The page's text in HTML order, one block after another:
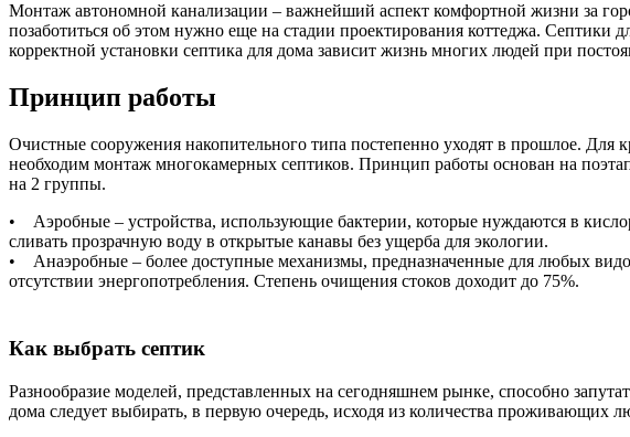
Монтаж автономной канализации – важнейший аспект комфортной жизни за
позаботиться об этом нужно еще на стадии проектирования коттеджа. Септики
корректной установки септика для дома зависит жизнь многих людей при
Принцип работы
Очистные сооружения накопительного типа постепенно уходят в прошлое. Для
необходим монтаж многокамерных септиков. Принцип работы основан на
на 2 группы.
• Аэробные – устройства, использующие бактерии, которые нуждаются в
сливать прозрачную воду в открытые канавы без ущерба для экологии.
• Анаэробные – более доступные механизмы, предназначенные для любых
отсутствии энергопотребления. Степень очищения стоков доходит до 75%.
Как выбрать септик
Разнообразие моделей, представленных на сегодняшнем рынке, способно
дома следует выбирать, в первую очередь, исходя из количества